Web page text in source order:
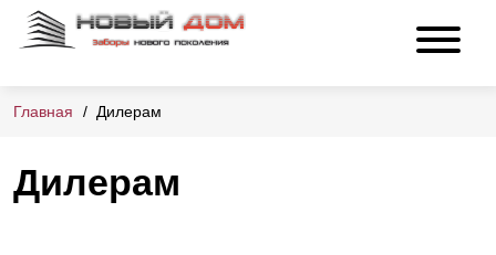
Главная Дилерам
Дилерам